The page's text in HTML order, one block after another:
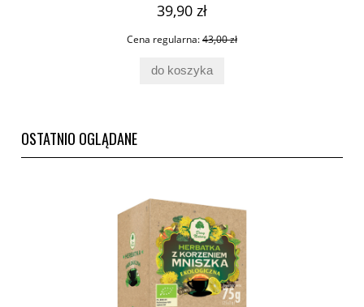
39,90 zł
Cena regularna:43,00 zł
do koszyka
OSTATNIO OGLĄDANE